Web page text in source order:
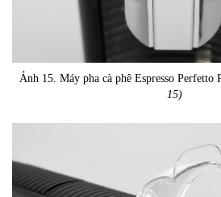
Ảnh 15. Máy pha cà phê Espresso Perfetto
15)